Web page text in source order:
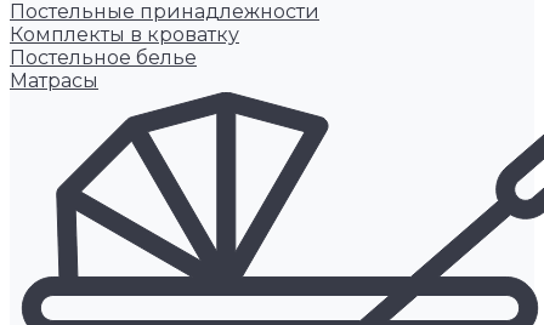
Постельные принадлежности
Комплекты в кроватку
Постельное белье
Матрасы